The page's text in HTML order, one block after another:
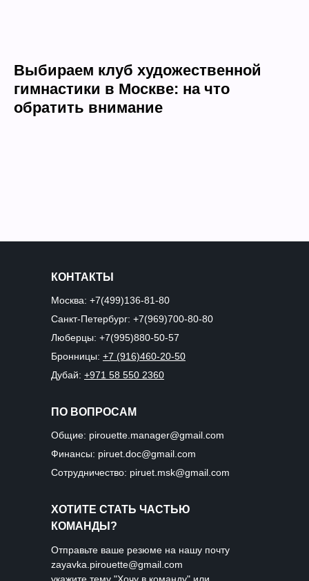
Выбираем клуб художественной
гимнастики в Москве: на что
обратить внимание
ХОТИТЕ СТАТЬ ЧАСТЬЮ
КОМАНДЫ?
Отправьте ваше резюме на нашу почту
zayavka.pirouette@gmail.com
укажите тему "Хочу в команду" или
КОНТАКТЫ
Москва: +7(499)136-81-80
Санкт-Петербург: +7(969)700-80-80
Люберцы: +7(995)880-50-57
Общие: pirouette.manager@gmail.com
Финансы: piruet.doc@gmail.com
Сотрудничество: piruet.msk@gmail.com
ПО ВОПРОСАМ
Дубай: +971 58 550 2360
Бронницы: +7 (916)460-20-50